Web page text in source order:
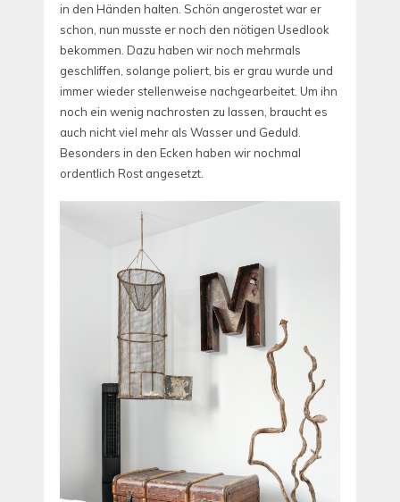
in den Händen halten. Schön angerostet war er
schon, nun musste er noch den nötigen Usedlook
bekommen. Dazu haben wir noch mehrmals
geschliffen, solange poliert, bis er grau wurde und
immer wieder stellenweise nachgearbeitet. Um ihn
noch ein wenig nachrosten zu lassen, braucht es
auch nicht viel mehr als Wasser und Geduld.
Besonders in den Ecken haben wir nochmal
ordentlich Rost angesetzt.